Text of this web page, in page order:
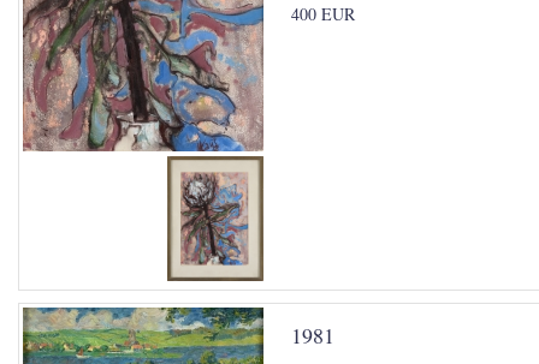
400 EUR
1981